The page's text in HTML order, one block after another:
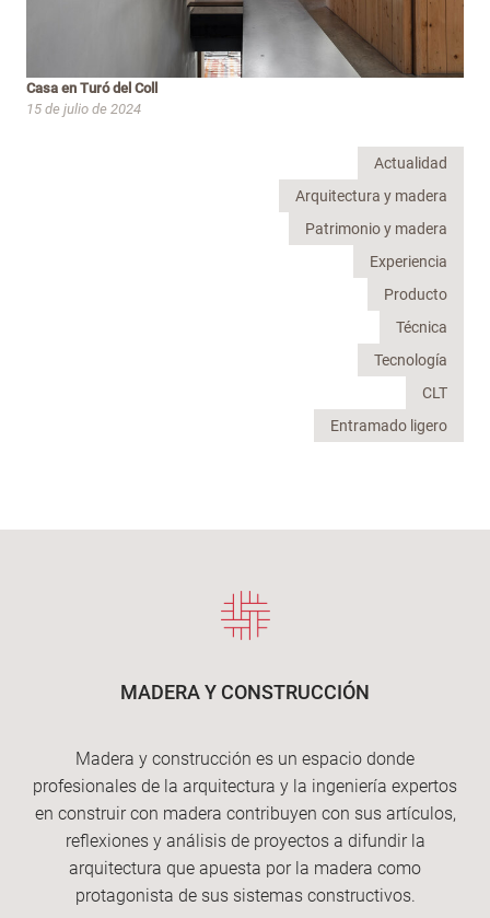
Casa en Turó del Coll
15 de julio de 2024
Actualidad
Arquitectura y madera
Patrimonio y madera
Experiencia
Producto
Técnica
Tecnología
CLT
Entramado ligero
MADERA Y CONSTRUCCIÓN
Madera y construcción es un espacio donde
profesionales de la arquitectura y la ingeniería expertos
en construir con madera contribuyen con sus artículos,
reflexiones y análisis de proyectos a difundir la
arquitectura que apuesta por la madera como
protagonista de sus sistemas constructivos.